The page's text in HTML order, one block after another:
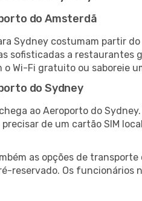
do Amsterdã
Sydney costumam partir
sofisticadas a restaurantes
Wi-Fi gratuito ou saboreie
do Sydney
ao Aeroporto do
de um cartão SIM
as opções de
reservado. Os funcionários